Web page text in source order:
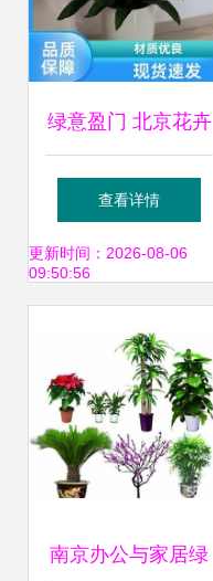
绿意盈门 北京花卉
苗圃基地批发与租
借服务详解
查看详情
更新时间：2026-08-06
09:50:56
南京办公与家居绿